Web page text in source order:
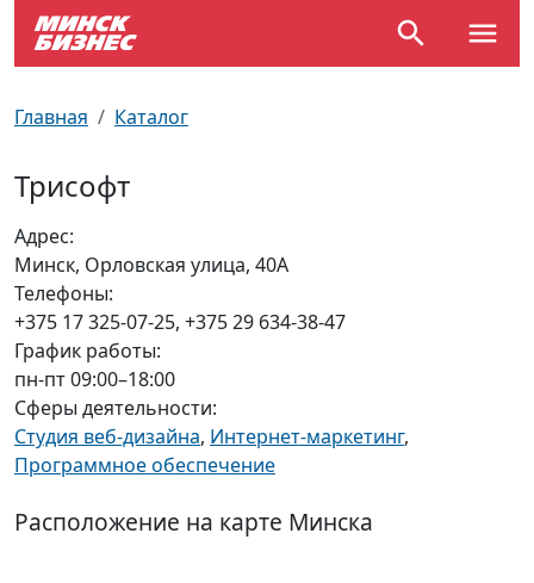
Главная Каталог
Трисофт
Адрес:
Минск, Орловская улица, 40А
Телефоны:
+375 17 325-07-25, +375 29 634-38-47
График работы:
пн-пт 09:00–18:00
Сферы деятельности:
Студия веб-дизайна, Интернет-маркетинг,
Программное обеспечение
Расположение на карте Минска
Улицы Минска
Производственный календарь
Документы для ЗАГСа
Пробки на дорогах
Самолеты